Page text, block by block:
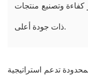
كفاءة وتصنيع منتجات
ذات جودة أعلى.
تدعم استراتيجية